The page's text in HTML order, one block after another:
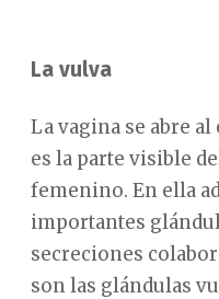
La vulva
La vagina se abre
es la parte visible
femenino. En ella
importantes
secreciones
son las glándulas